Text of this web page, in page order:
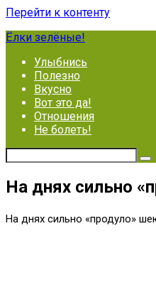
Перейти к контенту
Ёлки зелёные!
Улыбнись
Полезно
Вкусно
Вот это да!
Отношения
Не болеть!
На днях сильно
На днях сильно «продуло»